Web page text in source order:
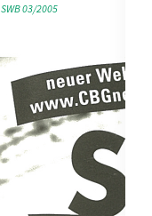
SWB 03/2005